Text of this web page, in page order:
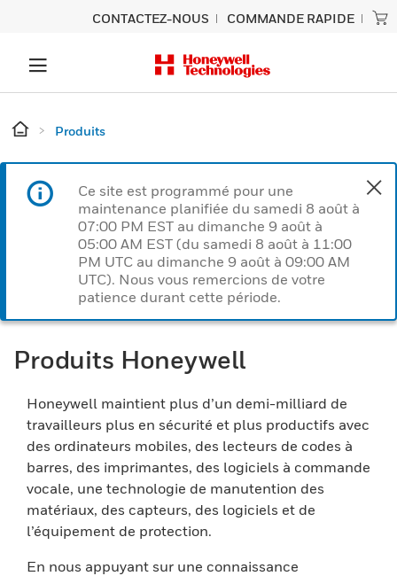
CONTACTEZ-NOUS COMMANDE RAPIDE
Produits
Ce site est programmé pour une
maintenance planifiée du samedi 8 août à
07:00 PM EST au dimanche 9 août à
05:00 AM EST (du samedi 8 août à 11:00
PM UTC au dimanche 9 août à 09:00 AM
UTC). Nous vous remercions de votre
patience durant cette période.
Produits Honeywell
Honeywell maintient plus d’un demi-milliard de
travailleurs plus en sécurité et plus productifs avec
des ordinateurs mobiles, des lecteurs de codes à
barres, des imprimantes, des logiciels à commande
vocale, une technologie de manutention des
matériaux, des capteurs, des logiciels et de
l’équipement de protection.
En nous appuyant sur une connaissance